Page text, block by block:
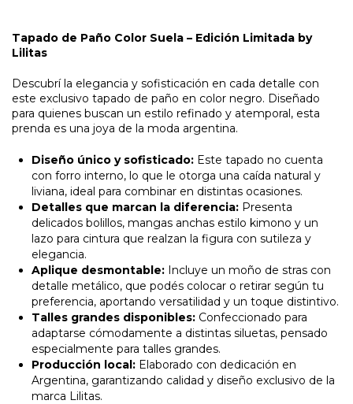
Tapado de Paño Color Suela – Edición Limitada by
Lilitas
Descubrí la elegancia y sofisticación en cada detalle con
este exclusivo tapado de paño en color negro. Diseñado
para quienes buscan un estilo refinado y atemporal, esta
prenda es una joya de la moda argentina.
Diseño único y sofisticado: Este tapado no cuenta
con forro interno, lo que le otorga una caída natural y
liviana, ideal para combinar en distintas ocasiones.
Detalles que marcan la diferencia: Presenta
delicados bolillos, mangas anchas estilo kimono y un
lazo para cintura que realzan la figura con sutileza y
elegancia.
Aplique desmontable: Incluye un moño de stras con
detalle metálico, que podés colocar o retirar según tu
preferencia, aportando versatilidad y un toque distintivo.
Talles grandes disponibles: Confeccionado para
adaptarse cómodamente a distintas siluetas, pensado
especialmente para talles grandes.
Producción local: Elaborado con dedicación en
Argentina, garantizando calidad y diseño exclusivo de la
marca Lilitas.